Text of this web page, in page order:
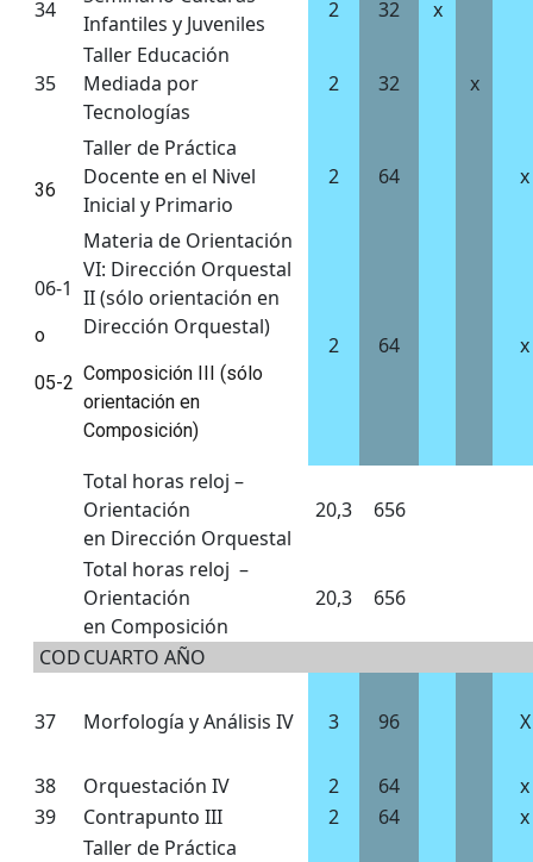
34
Infantiles y Juveniles
2 32 x
35
Taller Educación
Mediada por
Tecnologías
2 32 x
36
Taller de Práctica
Docente en el Nivel
Inicial y Primario
2 64 x
06-1
o
05-2
Materia de Orientación
VI: Dirección Orquestal
II (sólo orientación en
Dirección Orquestal)
Composición III (sólo
orientación en
Composición)
2 64 x
Total horas reloj –
Orientación
en Dirección Orquestal
20,3 656
Total horas reloj –
Orientación
en Composición
20,3 656
CODCUARTO AÑO
37 Morfología y Análisis IV 3 96 X
38 Orquestación IV 2 64
x
39
Contrapunto III 2 64 x
Taller de Práctica